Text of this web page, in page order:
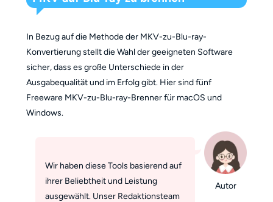
In Bezug auf die Methode der MKV-zu-Blu-ray-
Konvertierung stellt die Wahl der geeigneten Software
sicher, dass es große Unterschiede in der
Ausgabequalität und im Erfolg gibt. Hier sind fünf
Freeware MKV-zu-Blu-ray-Brenner für macOS und
Windows.
Autor
Wir haben diese Tools basierend auf
ihrer Beliebtheit und Leistung
ausgewählt. Unser Redaktionsteam